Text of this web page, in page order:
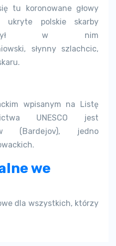
tu koronowane głowy
polskie skarby
był w nim
słynny szlachcic,
wpisanym na Listę
UNESCO jest
(Bardejov), jedno
we
dla wszystkich, którzy